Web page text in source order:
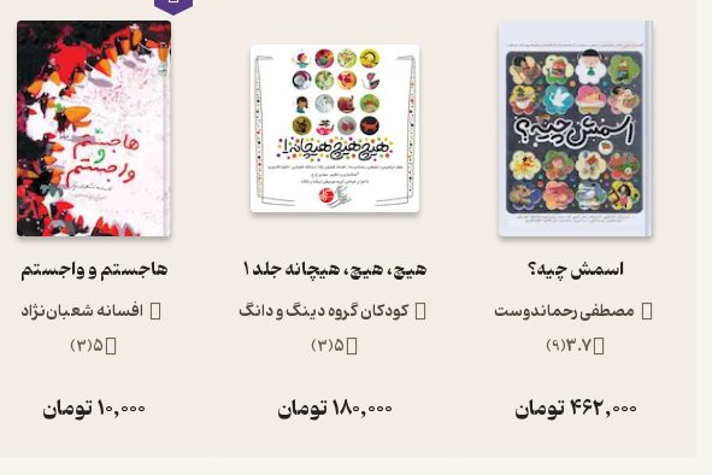
اسمش چیه؟
مصطفی رحماندوست
3.7
(
9
)
462,000تومان
هیچ، هیچ، هیچانه جلد 1
کودکان گروه دینگ و دانگ
5
(
3
)
180,000تومان
هاجستم و واجستم
افسانه شعبان‌نژاد
5
(
3
)
10,000تومان